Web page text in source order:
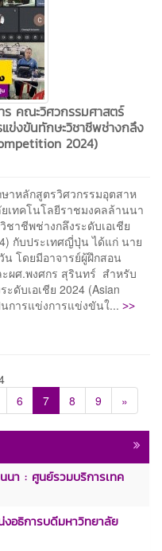
คณะวิศวกรรมศาสตร์
แข่งขันทักษะวิชาชีพช่างกลึง
2024)
าหลักสูตรวิศวกรรมอุตสาห
เทคโนโลยีราชมงคลล้านนา
าชีพช่างกลึงระดับเอเชีย
กับประเทศญี่ปุ่น ได้แก่ นาย
โดยมีอาจารย์ผู้ฝึกสอน
ผศ.พงศกร สุรินทร์ สำหรับ
ดับเอเชีย 2024 (Asian
การแข่งการแข่งขันใ... >>
6 7 8 9 »
นา : ศูนย์รวมบริการเทค
อธิการบดีมหาวิทยาลัย